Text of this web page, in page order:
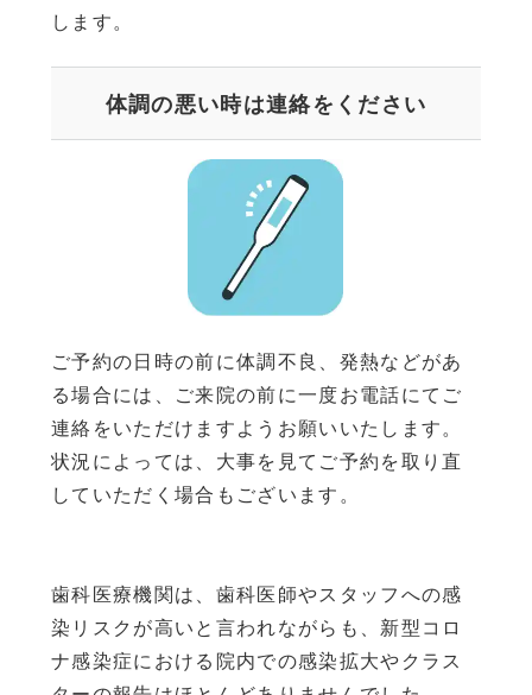
します。
体調の悪い時は連絡をください
ご予約の日時の前に体調不良、発熱などがあ
る場合には、ご来院の前に一度お電話にてご
連絡をいただけますようお願いいたします。
状況によっては、大事を見てご予約を取り直
していただく場合もございます。
歯科医療機関は、歯科医師やスタッフへの感
染リスクが高いと言われながらも、新型コロ
ナ感染症における院内での感染拡大やクラス